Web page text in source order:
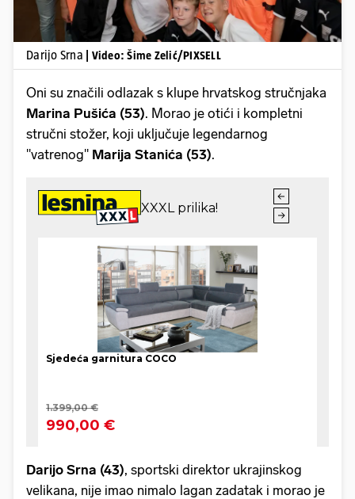
Darijo Srna | Video: Šime Zelić/PIXSELL
Oni su značili odlazak s klupe hrvatskog stručnjaka
Marina Pušića (53). Morao je otići i kompletni
stručni stožer, koji uključuje legendarnog
"vatrenog" Marija Stanića (53).
Darijo Srna (43), sportski direktor ukrajinskog
velikana, nije imao nimalo lagan zadatak i morao je